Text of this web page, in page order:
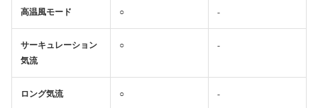
高温風モード ○ -
サーキュレーション
気流
○ -
ロング気流 ○ -